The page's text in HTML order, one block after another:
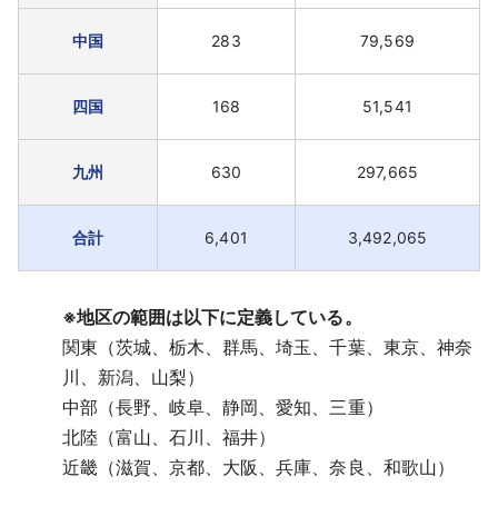
中国 283 79,569
四国 168 51,541
九州 630 297,665
合計 6,401 3,492,065
※地区の範囲は以下に定義している。
関東（茨城、栃木、群馬、埼玉、千葉、東京、神奈
川、新潟、山梨）
中部（長野、岐阜、静岡、愛知、三重）
北陸（富山、石川、福井）
近畿（滋賀、京都、大阪、兵庫、奈良、和歌山）